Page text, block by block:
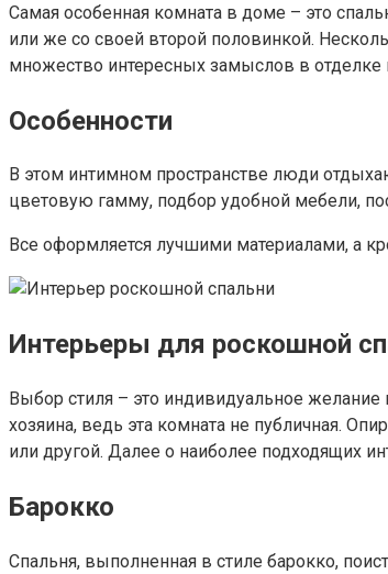
Самая особенная комната в доме – это
или же со своей второй половинкой.
множество интересных замыслов в отделке
Особенности
В этом интимном пространстве люди
цветовую гамму, подбор удобной мебели,
Все оформляется лучшими материалами, а
Интерьеры для роскошной
Выбор стиля – это индивидуальное желание
хозяина, ведь эта комната не публичная.
или другой. Далее о наиболее подходящих
Барокко
Спальня, выполненная в стиле барокко,